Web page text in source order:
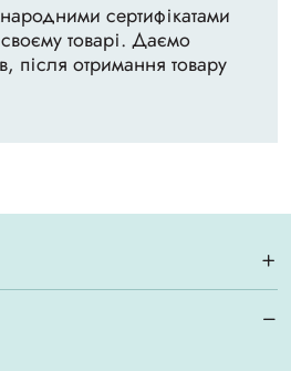
сертифікатами
своєму товарі. Даємо
після отримання товару